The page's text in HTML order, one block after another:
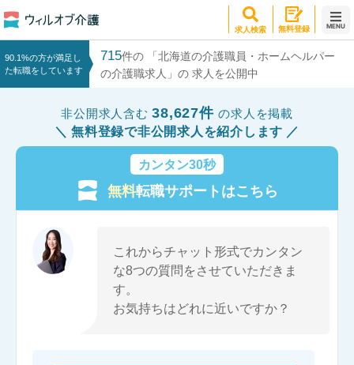
求人検索 無料登録 MENU
90.1%の方が満足し
た転職をしています
715件の 「北海道の介護職員・ホームヘルパー
の介護職求人」の 求人を公開中
非公開求人含む38,627件の求人を掲載
無料登録で非公開求人を紹介します
カンタン30秒
無料転職サポートはこちら
これからチャット形式でカンタン
な8つの質問をさせていただきま
す。
お気持ちはどれに近いですか？